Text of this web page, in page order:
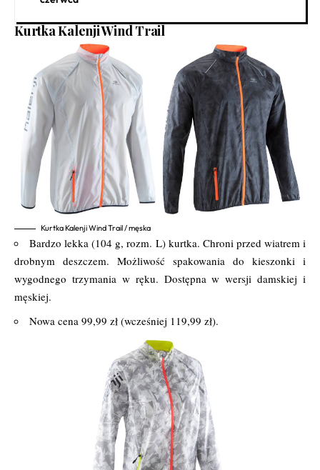
Kurtka Kalenji Wind Trail
Kurtka Kalenji Wind Trail / męska
Bardzo lekka (104 g, rozm. L) kurtka. Chroni przed wiatrem i
drobnym deszczem. Możliwość spakowania do kieszonki i
wygodnego trzymania w ręku. Dostępna w wersji damskiej i
męskiej.
Nowa cena 99,99 zł (wcześniej 119,99 zł).